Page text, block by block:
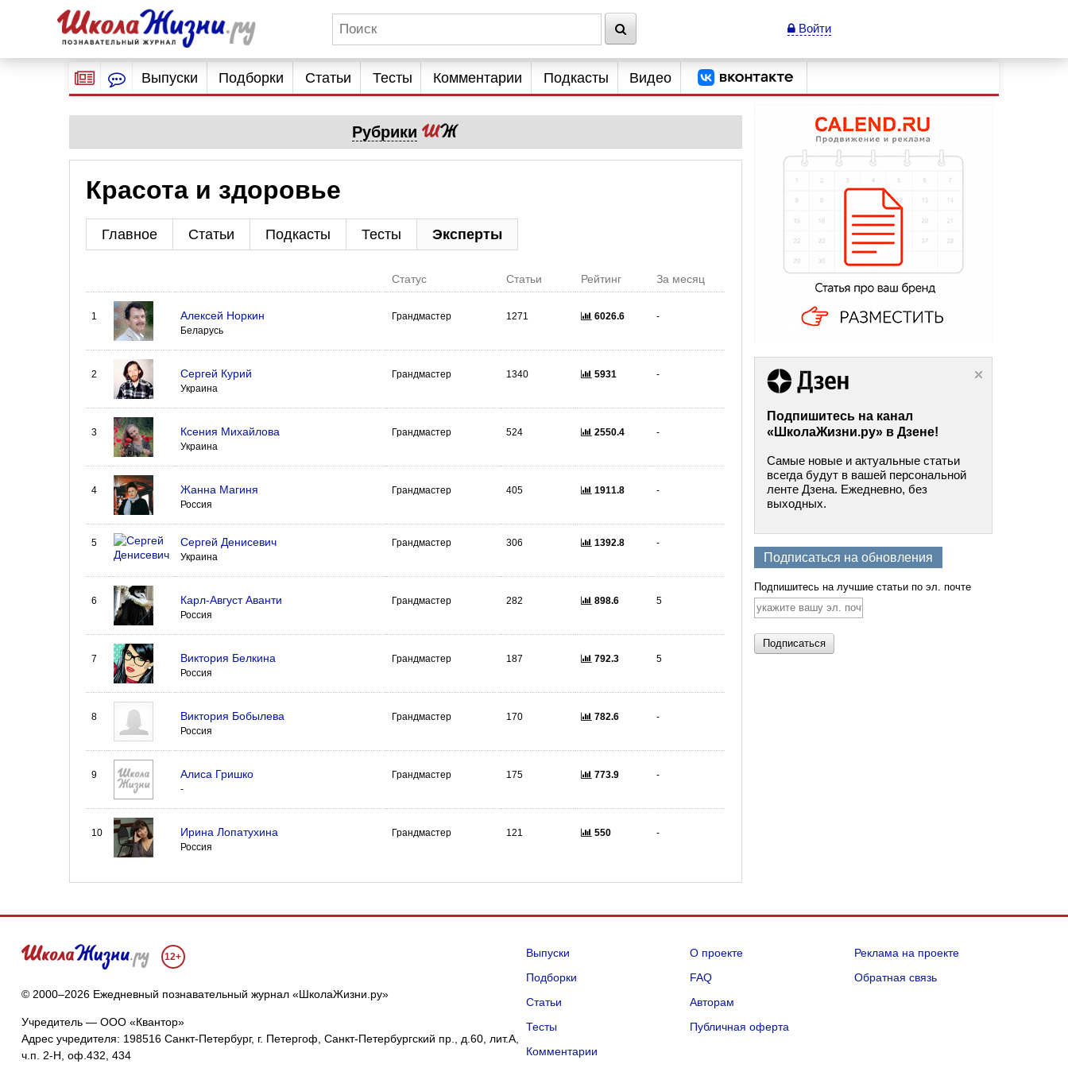
Войти
Выпуски Подборки Статьи Тесты Комментарии Подкасты Видео
Рубрики
Красота и здоровье
Главное Статьи Подкасты Тесты Эксперты
Статус Статьи Рейтинг За месяц
1 Алексей Норкин
Беларусь
Грандмастер 1271 6026.6 -
2 Сергей Курий
Украина
Грандмастер 1340 5931 -
3 Ксения Михайлова
Украина
Грандмастер 524 2550.4 -
4 Жанна Магиня
Россия
Грандмастер 405 1911.8 -
5 Сергей Денисевич
Украина
Грандмастер 306 1392.8 -
6 Карл-Август Аванти
Россия
Грандмастер 282 898.6 5
7 Виктория Белкина
Россия
Грандмастер 187 792.3 5
8 Виктория Бобылева
Россия
Грандмастер 170 782.6 -
9 Алиса Гришко
-
Грандмастер 175 773.9 -
10 Ирина Лопатухина
Россия
Грандмастер 121 550 -
Подпишитесь на канал
«ШколаЖизни.ру» в Дзене!
Самые новые и актуальные статьи
всегда будут в вашей персональной
ленте Дзена. Ежедневно, без
выходных.
Подписаться на обновления
Подпишитесь на лучшие статьи по эл. почте
12+
© 2000–2026 Ежедневный познавательный журнал «ШколаЖизни.ру»
Учредитель — ООО «Квантор»
Адрес учредителя: 198516 Санкт-Петербург, г. Петергоф, Санкт-Петербургский пр., д.60, лит.А,
ч.п. 2-Н, оф.432, 434
Выпуски
Подборки
Статьи
Тесты
Комментарии
О проекте
FAQ
Авторам
Публичная оферта
Реклама на проекте
Обратная связь